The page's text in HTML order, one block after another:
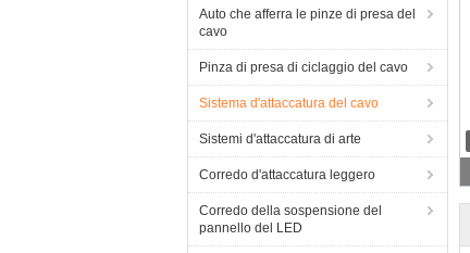
Auto che afferra le pinze di presa del
cavo
Pinza di presa di ciclaggio del cavo
Sistema d'attaccatura del cavo
Sistemi d'attaccatura di arte
Corredo d'attaccatura leggero
Corredo della sospensione del
pannello del LED